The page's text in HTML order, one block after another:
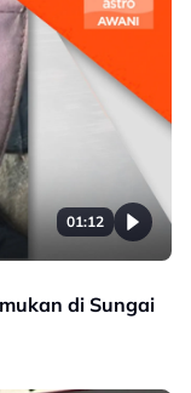
01:12
di Sungai